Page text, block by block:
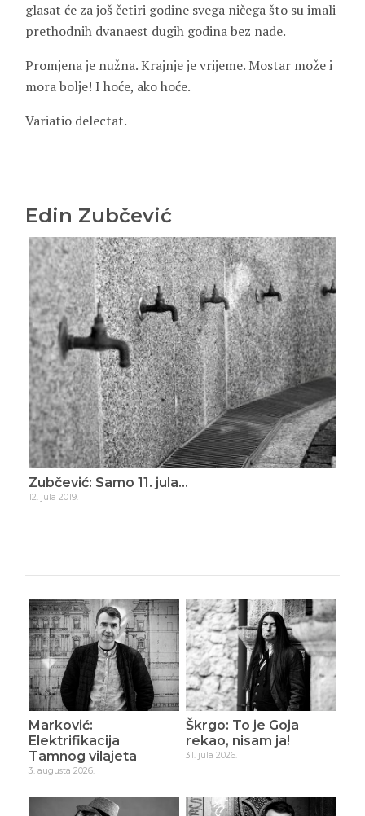
glasat će za još četiri godine svega ničega što su imali
prethodnih dvanaest dugih godina bez nade.
Promjena je nužna. Krajnje je vrijeme. Mostar može i
mora bolje! I hoće, ako hoće.
Variatio delectat.
Edin Zubčević
Zubčević: Samo 11. jula…
12. jula 2019.
Marković:
Elektrifikacija
Tamnog vilajeta
3. augusta 2026.
Škrgo: To je Goja
rekao, nisam ja!
31. jula 2026.